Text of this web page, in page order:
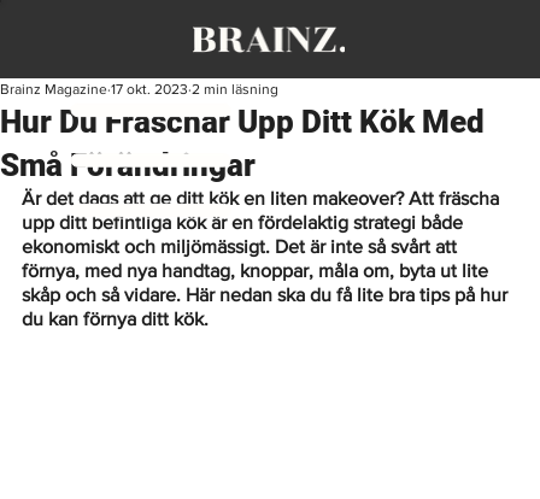
Hur Du Fräschar Upp Ditt Kök Med
Små Förändringar
Brainz Magazine 17 okt. 2023 2 min läsning
Är det dags att ge ditt kök en liten makeover? Att fräscha
upp ditt befintliga kök är en fördelaktig strategi både
ekonomiskt och miljömässigt. Det är inte så svårt att
förnya, med nya handtag, knoppar, måla om, byta ut lite
skåp och så vidare. Här nedan ska du få lite bra tips på hur
du kan förnya ditt kök.